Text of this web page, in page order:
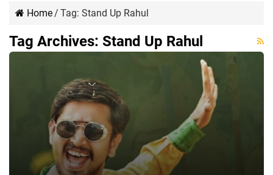
Home/ Tag: Stand Up Rahul
Tag Archives: Stand Up Rahul